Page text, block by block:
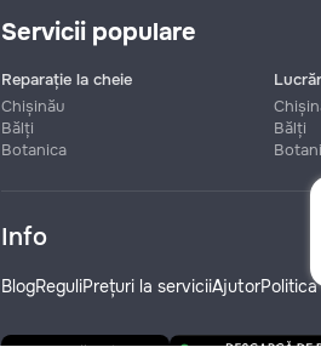
Servicii populare
Reparație la cheie
Chișinău
Bălți
Botanica
Bălți
Info
BlogReguliPrețuri la serviciiAjutor